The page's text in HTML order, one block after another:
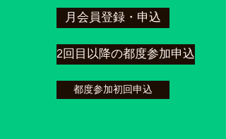
月会員登録・申込
2回目以降の都度参加申込
都度参加初回申込